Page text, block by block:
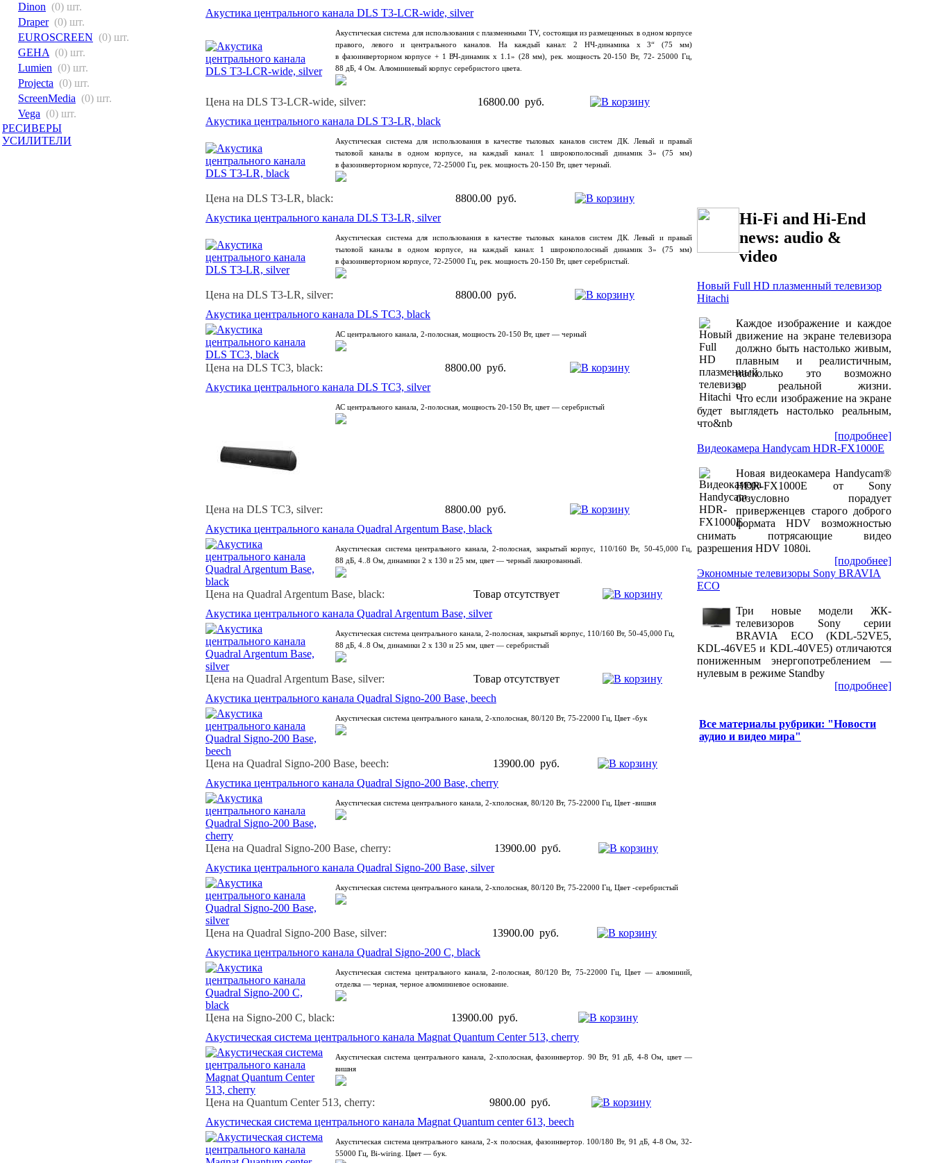
Dinon (0) шт.
Draper (0) шт.
EUROSCREEN (0) шт.
GEHA (0) шт.
Lumien (0) шт.
Projecta (0) шт.
ScreenMedia (0) шт.
Vega (0) шт.
РЕСИВЕРЫ
УСИЛИТЕЛИ
Акустика центрального канала DLS T3-LCR-wide, silver
Aкустическая система для использования с плазменными TV, состоящая из размещенных в одном корпусе
правого, левого и центрального каналов. На каждый канал: 2 НЧ-динамика х 3“
(75
мм)
в фазоинверторном корпусе + 1 ВЧ-динамик х 1.1» (28 мм), рек. мощность 20-150 Вт, 72- 25000 Гц,
88 дБ, 4 Ом. Алюминиевый корпус серебристого цвета.
Цена на DLS T3-LCR-wide, silver:
16800.00 руб.
Акустика центрального канала DLS T3-LR, black
Aкустическая система для использования в качестве тыловых каналов систем ДК. Левый и правый
тыловой каналы в одном корпусе, на каждый канал: 1 широкополосный динамик 3»
(75
мм)
в фазоинверторном корпусе, 72-25000 Гц, рек. мощность 20-150 Вт, цвет черный.
Цена на DLS T3-LR, black:
8800.00 руб.
Акустика центрального канала DLS T3-LR, silver
Aкустическая система для использования в качестве тыловых каналов систем ДК. Левый и правый
тыловой каналы в одном корпусе, на каждый канал: 1 широкополосный динамик 3»
(75
мм)
в фазоинверторном корпусе, 72-25000 Гц, рек. мощность 20-150 Вт, цвет серебристый.
Цена на DLS T3-LR, silver:
8800.00 руб.
Акустика центрального канала DLS TC3, black
АС центрального канала, 2-полосная, мощность 20-150 Вт, цвет — черный
Цена на DLS TC3, black:
8800.00 руб.
Акустика центрального канала DLS TC3, silver
АС центрального канала, 2-полосная, мощность 20-150 Вт, цвет — серебристый
Цена на DLS TC3, silver:
8800.00 руб.
Акустика центрального канала Quadral Argentum Base, black
Акустическая система центрального канала, 2-полосная, закрытый корпус, 110/160 Вт, 50-45,000 Гц,
88 дБ, 4..8 Ом, динамики 2 х 130 и 25 мм, цвет — черный лакированный.
Цена на Quadral Argentum Base, black:
Товар отсутствует
Акустика центрального канала Quadral Argentum Base, silver
Акустическая система центрального канала, 2-полосная, закрытый корпус, 110/160 Вт, 50-45,000 Гц,
88 дБ, 4..8 Ом, динамики 2 х 130 и 25 мм, цвет — серебристый
Цена на Quadral Argentum Base, silver:
Товар отсутствует
Акустика центрального канала Quadral Signo-200 Base, beech
Акустическая система центрального канала, 2-хполосная, 80/120 Вт, 75-22000 Гц, Цвет -бук
Цена на Quadral Signo-200 Base, beech:
13900.00 руб.
Акустика центрального канала Quadral Signo-200 Base, cherry
Акустическая система центрального канала, 2-хполосная, 80/120 Вт, 75-22000 Гц, Цвет -вишня
Цена на Quadral Signo-200 Base, cherry:
13900.00 руб.
Акустика центрального канала Quadral Signo-200 Base, silver
Акустическая система центрального канала, 2-хполосная, 80/120 Вт, 75-22000 Гц, Цвет -серебристый
Цена на Quadral Signo-200 Base, silver:
13900.00 руб.
Акустика центрального канала Quadral Signo-200 C, black
Акустическая система центрального канала, 2-полосная, 80/120 Вт, 75-22000 Гц, Цвет — алюминий,
отделка — черная, черное алюминиевое основание.
Цена на Signo-200 C, black:
13900.00 руб.
Акустическая система центрального канала Magnat Quantum Center 513, cherry
Акустическая система центрального канала, 2-хполосная, фазоинвертор. 90 Вт, 91 дБ, 4-8 Ом, цвет —
вишня
Цена на Quantum Center 513, cherry:
9800.00 руб.
Акустическая система центрального канала Magnat Quantum center 613, beech
Акустическая система центрального канала, 2-х полосная, фазоинвертор. 100/180 Вт, 91 дБ, 4-8 Ом, 32-
55000 Гц, Bi-wiring. Цвет — бук.
Hi-Fi and Hi-End
news: audio &
video
Новый Full HD плазменный телевизор
Hitachi
Каждое изображение и каждое
движение на экране телевизора
должно быть настолько живым,
плавным и реалистичным,
насколько это возможно
в реальной жизни.
Что если изображение на экране
будет выглядеть настолько реальным,
что&nb
[подробнее]
Видеокамера Handycam HDR-FX1000E
Новая видеокамера Handycam®
HDR-FX1000E от Sony
безусловно порадует
приверженцев старого доброго
формата HDV возможностью
снимать потрясающие видео
разрешения HDV 1080i.
[подробнее]
Экономные телевизоры Sony BRAVIA
ECO
Три новые модели ЖК-
телевизоров Sony серии
BRAVIA ECO
(KDL-52VE5,
KDL-46VE5 и KDL-40VE5) отличаются
пониженным энергопотреблением —
нулевым в режиме Standby
[подробнее]
Все материалы рубрики: "Новости
аудио и видео мира"